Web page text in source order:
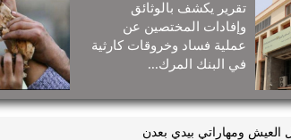
تقرير يكشف بالوثائق
وإفادات المختصين عن
عملية فساد وخروقات كارثية
في البنك المرك...
ومهاراتي بيدي بعدن